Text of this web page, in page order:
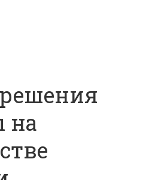
на